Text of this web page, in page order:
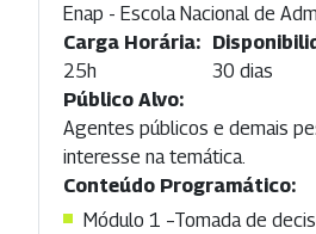
Enap - Escola Nacional de
Carga Horária:
25h
30 dias
Público Alvo:
Agentes públicos e demais
interesse na temática.
Conteúdo Programático:
Módulo 1 –Tomada de